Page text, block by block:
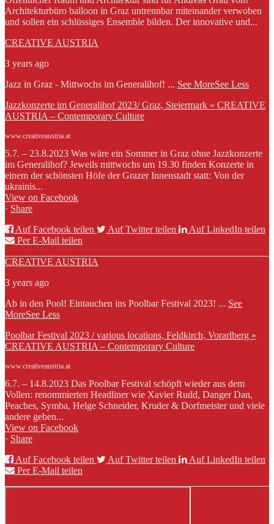
Architekturbüro balloon in Graz untrennbar miteinander verwoben
und sollen ein schlüssiges Ensemble bilden. Der innovative und...
CREATIVE AUSTRIA
3 years ago
Jazz in Graz - Mittwochs im Generalihof! ... See MoreSee Less
Jazzkonzerte im Generalihof 2023/ Graz, Steiermark » CREATIVE
AUSTRIA – Contemporary Culture
www.creativeaustria.at
5.7. – 23.8.2023 Was wäre ein Sommer in Graz ohne Jazzkonzerte
im Generalihof? Jeweils mittwochs um 19.30 finden Konzerte in
einem der schönsten Höfe der Grazer Innenstadt statt: Von der
ukrainis...
View on Facebook
· Share
Auf Facebook teilen
Auf Twitter teilen
Auf LinkedIn teilen
Per E-Mail teilen
CREATIVE AUSTRIA
3 years ago
Ab in den Pool! Eintauchen ins Poolbar Festival 2023! ... See
MoreSee Less
Poolbar Festival 2023 / various locations, Feldkirch, Vorarlberg »
CREATIVE AUSTRIA – Contemporary Culture
www.creativeaustria.at
6.7. – 14.8.2023 Das Poolbar Festival schöpft wieder aus dem
Vollen: renommierten Headliner wie Xavier Rudd, Danger Dan,
Peaches, Symba, Helge Schneider, Kruder & Dorfmeister und viele
andere geben...
View on Facebook
· Share
Auf Facebook teilen
Auf Twitter teilen
Auf LinkedIn teilen
Per E-Mail teilen